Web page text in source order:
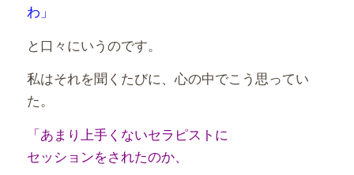
わ」
と口々にいうのです。
私はそれを聞くたびに、心の中でこう思ってい
た。
「あまり上手くないセラピストに
セッションをされたのか、